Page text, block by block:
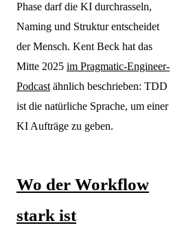
Phase darf die KI durchrasseln,
Naming und Struktur entscheidet
der Mensch. Kent Beck hat das
Mitte 2025 im Pragmatic-Engineer-
Podcast ähnlich beschrieben: TDD
ist die natürliche Sprache, um einer
KI Aufträge zu geben.
Wo der Workflow
stark ist